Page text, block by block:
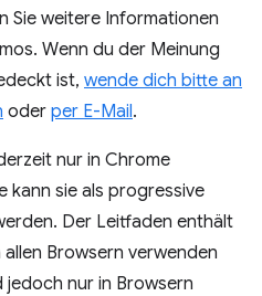
Sie weitere Informationen
Wenn du der Meinung
ist, wende dich bitte an
oder per E-Mail.
nur in Chrome
kann sie als progressive
Der Leitfaden enthält
allen Browsern verwenden
jedoch nur in Browsern